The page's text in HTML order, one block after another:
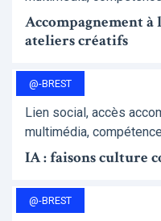
Accompagnement
ateliers créatifs
@-BREST
Lien social, accès
multimédia,
IA : faisons culture
@-BREST